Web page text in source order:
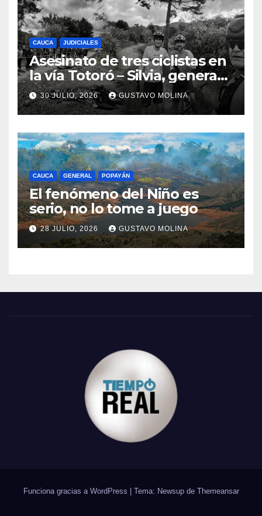
CAUCA JUDICIALES
Asesinato de tres ciclistas en
la vía Totoró – Silvia, genera
consternación en el Cauca
30 JULIO, 2026 GUSTAVO MOLINA
CAUCA GENERAL POPAYÁN
El fenómeno del Niño es
serio, no lo tome a juego
28 JULIO, 2026 GUSTAVO MOLINA
Funciona gracias a WordPress Tema: Newsup de Themeansar